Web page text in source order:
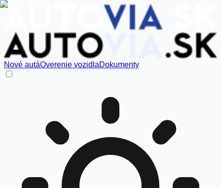
Nové autáOverenie vozidlaDokumenty